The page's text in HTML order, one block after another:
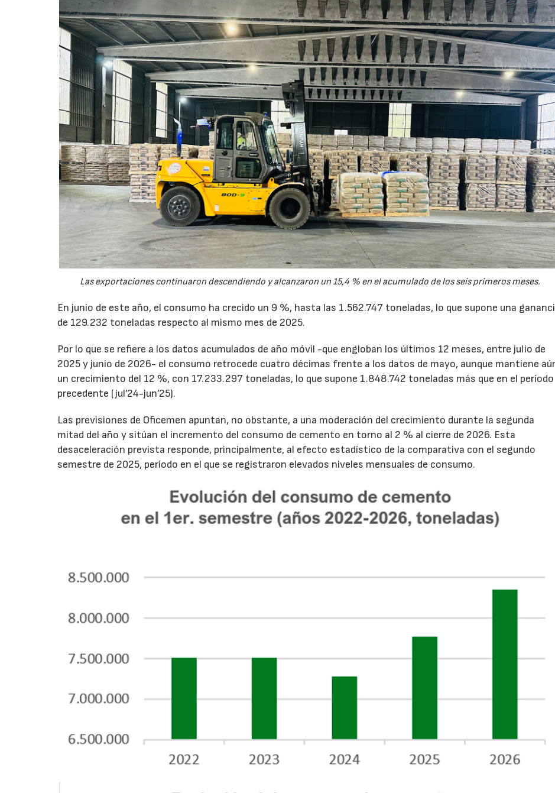
Las exportaciones continuaron descendiendo y alcanzaron un 15,4 % en el acumulado de los seis primeros meses.
En junio de este año, el consumo ha crecido un 9 %, hasta las 1.562.747 toneladas, lo que supone una
de 129.232 toneladas respecto al mismo mes de 2025.
Por lo que se refiere a los datos acumulados de año móvil -que engloban los últimos 12 meses, entre julio de
2025 y junio de 2026- el consumo retrocede cuatro décimas frente a los datos de mayo, aunque mantiene
un crecimiento del 12 %, con 17.233.297 toneladas, lo que supone 1.848.742 toneladas más que en el período
precedente (jul’24-jun’25).
Las previsiones de Oficemen apuntan, no obstante, a una moderación del crecimiento durante la segunda
mitad del año y sitúan el incremento del consumo de cemento en torno al 2 % al cierre de 2026. Esta
desaceleración prevista responde, principalmente, al efecto estadístico de la comparativa con el segundo
semestre de 2025, período en el que se registraron elevados niveles mensuales de consumo.